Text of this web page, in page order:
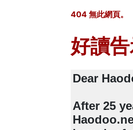
404 無此網頁。
好讀
Dear
After 25